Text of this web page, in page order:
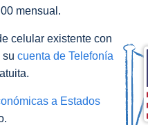
mensual.
celular existente con
su cuenta de Telefonía
a Estados